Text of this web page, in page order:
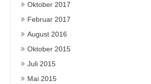
Oktober 2017
Februar 2017
August 2016
Oktober 2015
Juli 2015
Mai 2015